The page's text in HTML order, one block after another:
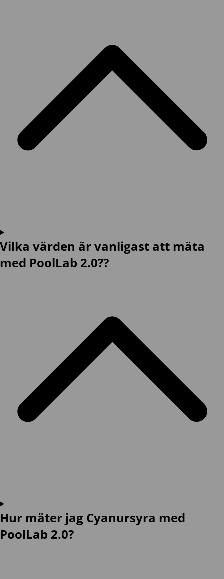
Vilka värden är vanligast att mäta
med PoolLab 2.0??
Hur mäter jag Cyanursyra med
PoolLab 2.0?